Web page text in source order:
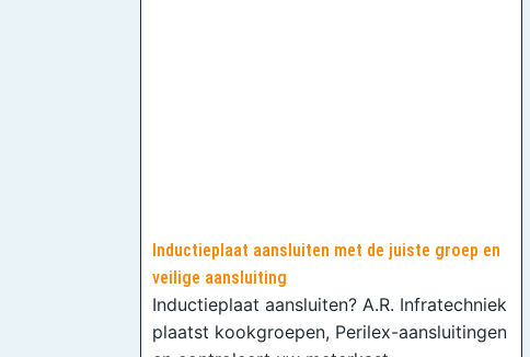
Inductieplaat aansluiten met de juiste groep en
veilige aansluiting
Inductieplaat aansluiten? A.R. Infratechniek
plaatst kookgroepen, Perilex-aansluitingen